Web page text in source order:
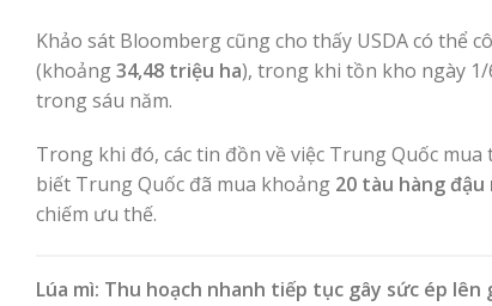
Khảo sát Bloomberg cũng cho thấy USDA có thể
(khoảng34,48 triệu ha), trong khi tồn kho ngày
trong sáu năm.
Trong khi đó, các tin đồn về việc Trung Quốc
biết Trung Quốc đã mua khoảng 20 tàu hàng đậu
chiếm ưu thế.
Lúa mì: Thu hoạch nhanh tiếp tục gây sức ép lên